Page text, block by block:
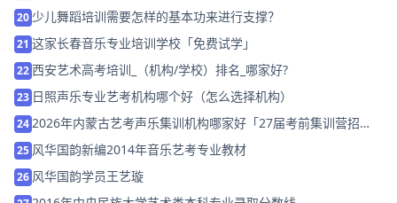
20 少儿舞蹈培训需要怎样的基本功来进行支撑？
21 这家长春音乐专业培训学校「免费试学」
22西安艺术高考培训_（机构/学校）排名_哪家好?
23 日照声乐专业艺考机构哪个好（怎么选择机构）
242026年内蒙古艺考声乐集训机构哪家好「27届考前集训营招
生」
25 风华国韵新编2014年音乐艺考专业教材
26 风华国韵学员王艺璇